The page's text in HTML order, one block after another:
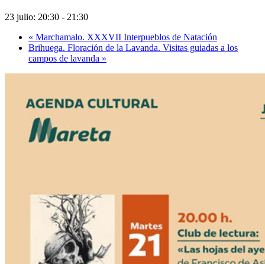
23 julio: 20:30 - 21:30
« Marchamalo. XXXVII Interpueblos de Natación
Brihuega. Floración de la Lavanda. Visitas guiadas a los
campos de lavanda »